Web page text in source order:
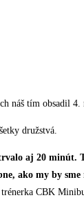
náš tím obsadil
družstvá.
aj 20
ako my by
trénerka CBK